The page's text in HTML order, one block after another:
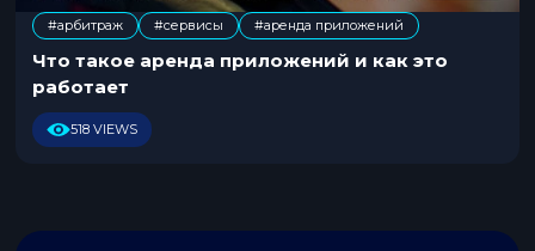
5
#арбитраж #сервисы
,
#аренда приложений
Что такое аренда приложений и как это
работает
518 VIEWS